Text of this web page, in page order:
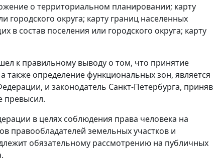
о территориальном планировании; карту
округа; карту границ населенных
в состав поселения или городского округа; карту
к правильному выводу о том, что принятие
также определение функциональных зон, является
и законодатель Санкт-Петербурга, приняв
превысил.
в целях соблюдения права человека на
правообладателей земельных участков и
обязательному рассмотрению на публичных